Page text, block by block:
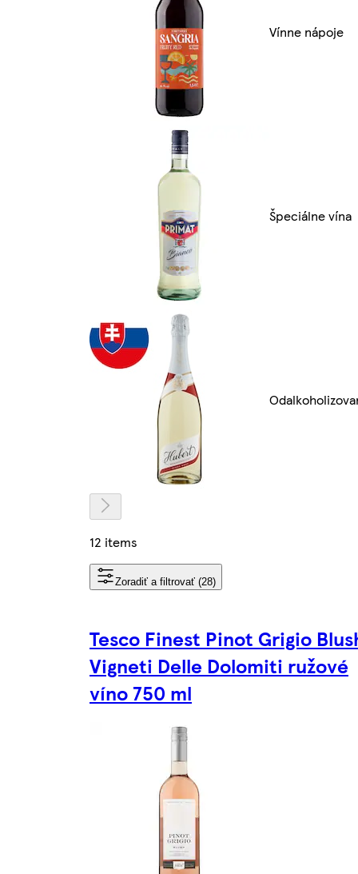
Vínne nápoje
Špeciálne vína
12 items
Zoradiť a filtrovať (28)
Tesco Finest Pinot Grigio
Vigneti Delle Dolomiti ružové
víno 750 ml